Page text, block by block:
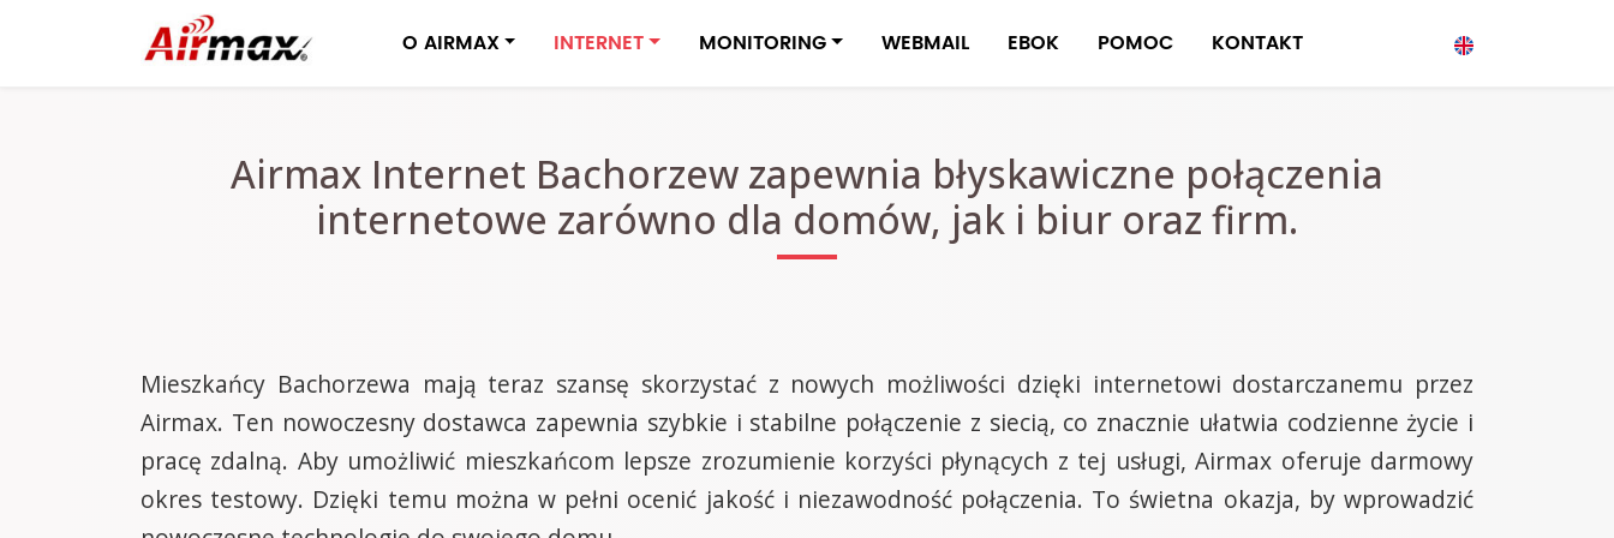
O AIRMAX INTERNET MONITORING WEBMAIL EBOK POMOC KONTAKT
Airmax Internet Bachorzew zapewnia błyskawiczne połączenia
internetowe zarówno dla domów, jak i biur oraz firm.
Mieszkańcy Bachorzewa mają teraz szansę skorzystać z nowych możliwości dzięki internetowi dostarczanemu przez
Airmax. Ten nowoczesny dostawca zapewnia szybkie i stabilne połączenie z siecią, co znacznie ułatwia codzienne życie i
pracę zdalną. Aby umożliwić mieszkańcom lepsze zrozumienie korzyści płynących z tej usługi, Airmax oferuje darmowy
okres testowy. Dzięki temu można w pełni ocenić jakość i niezawodność połączenia. To świetna okazja, by wprowadzić